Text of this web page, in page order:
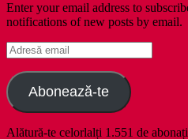
Enter your email address to
notifications of new posts by email.
Adresă
email
Abonează-te
Alătură-te celorlalți 1.551 de